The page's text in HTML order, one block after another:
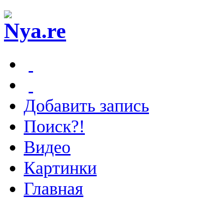
Добавить запись
Поиск?!
Видео
Картинки
Главная